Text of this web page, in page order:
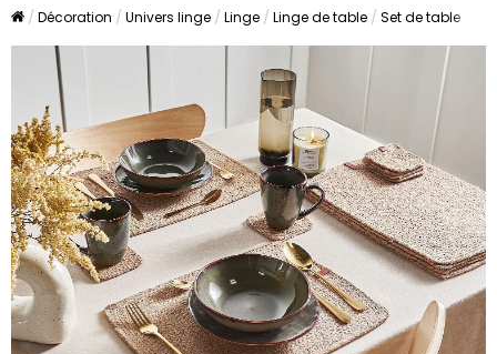
Décoration Univers linge Linge Linge de table Set de table